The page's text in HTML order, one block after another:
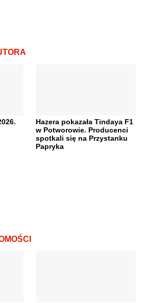
Hazera pokazała Tindaya F1
w Potworowie. Producenci
spotkali się na Przystanku
Papryka